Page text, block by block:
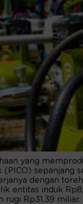
yang
(PICO) sepanjang
dengan
entitas induk
rugi Rp31,39 miliar.